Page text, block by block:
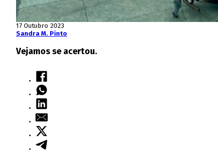
17 Outubro 2023
Sandra M. Pinto
Vejamos se acertou.